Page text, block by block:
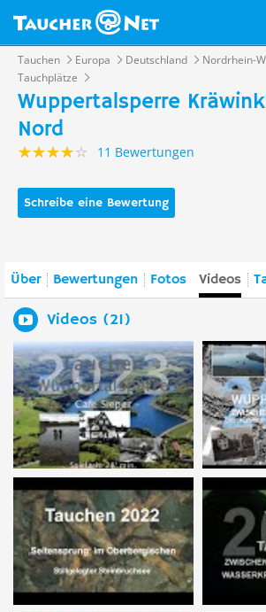
Tauchen Europa Deutschland
Nordrhein-
Tauchplätze
Wuppertalsperre
Nord
11 Bewertungen
Schreibe eine Bewertung
Über Bewertungen Fotos Videos
Videos (21)